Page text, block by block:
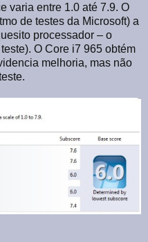
varia entre 1.0 até 7.9. O
de testes da Microsoft) a
processador – o
O Core i7 965 obtém
melhoria, mas não